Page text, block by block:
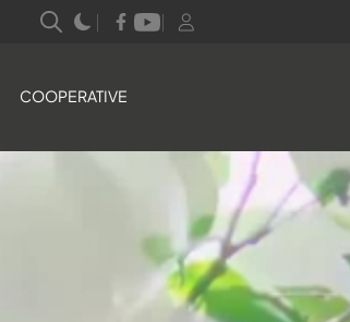
COOPERATIVE